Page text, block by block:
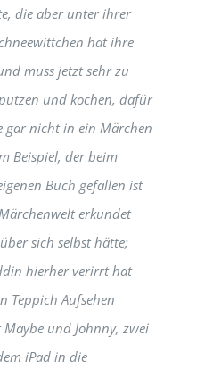
die aber unter ihrer
hat ihre
muss jetzt sehr zu
und kochen, dafür
gar nicht in ein Märchen
Beispiel, der beim
Buch gefallen ist
erkundet
sich selbst hätte;
hierher verirrt hat
Teppich Aufsehen
und Johnny, zwei
iPad in die